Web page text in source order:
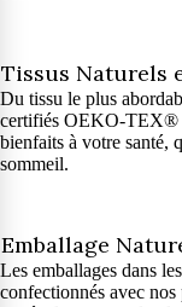
Tissus Naturels
Du tissu le plus
certifiés OEKO-TEX®
bienfaits à votre santé,
sommeil.
Emballage
Les emballages dans
confectionnés avec